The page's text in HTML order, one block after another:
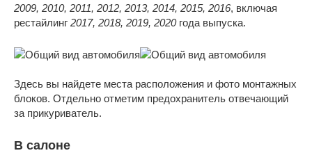
2009, 2010, 2011, 2012, 2013, 2014, 2015, 2016, включая
рестайлинг 2017, 2018, 2019, 2020года выпуска.
Здесь вы найдете места расположения и фото монтажных
блоков. Отдельно отметим предохранитель отвечающий
за прикуриватель.
В салоне